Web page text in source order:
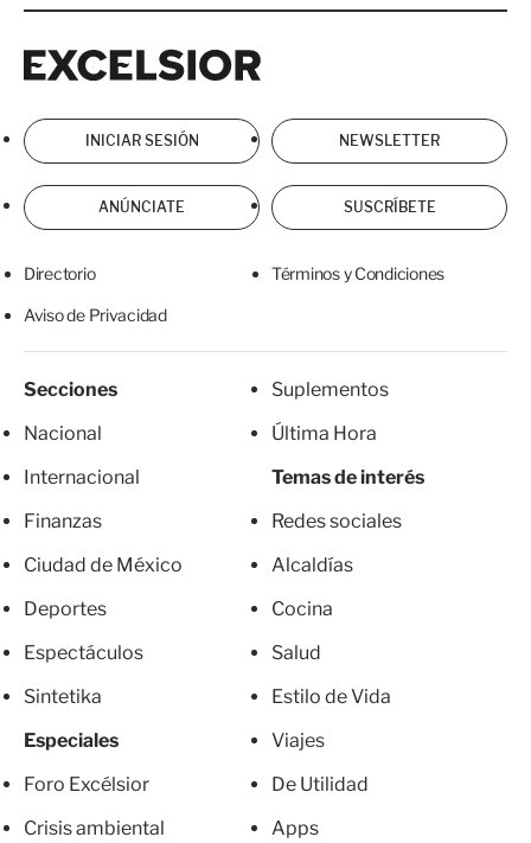
INICIAR SESIÓN NEWSLETTER
ANÚNCIATE SUSCRÍBETE
Directorio Términos y Condiciones
Aviso de Privacidad
Secciones
Nacional
Internacional
Finanzas
Ciudad de México
Deportes
Espectáculos
Sintetika
Especiales
Foro Excélsior
Crisis ambiental
Suplementos
Última Hora
Temas de interés
Redes sociales
Alcaldías
Cocina
Salud
Estilo de Vida
Viajes
De Utilidad
Apps